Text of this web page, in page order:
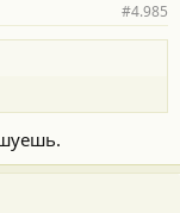
#4.985